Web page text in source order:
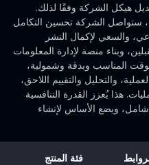
هيكل الشركة وفقًا لذلك.
ستواصل الشركة تحسين التكامل
والسعي لإكمال النشر
وبناء منصة لإدارة المعلومات
المناسب وبدقة وشمولية،
والتحليل والتقييم اللاحق،
هذا يُعزز القدرة التنافسية
ويضع الأساس لإنشاء
فئة المنتج